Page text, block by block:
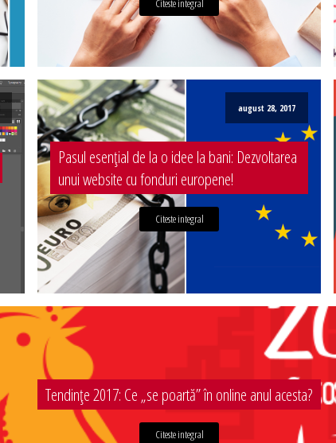
Citeste integral
august 28, 2017
Pasul esențial de la o idee la bani: Dezvoltarea
unui website cu fonduri europene!
Citeste integral
Tendințe 2017: Ce „se poartă” în online anul acesta?
Citeste integral